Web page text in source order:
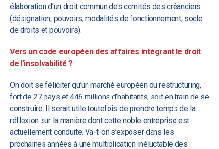
élaboration d’un droit commun des comités des créanciers
(désignation, pouvoirs, modalités de fonctionnement, socle
de droits et pouvoirs).
Vers un code européen des affaires intégrant le droit
de l’insolvabilité ?
On doit se féliciter qu’un marché européen du restructuring,
fort de 27 pays et 446 millions d’habitants, soit en train de se
construire. Il serait utile toutefois de prendre temps de la
réflexion sur la manière dont cette noble entreprise est
actuellement conduite. Va-t-on s’exposer dans les
prochaines années à une multiplication inéluctable des